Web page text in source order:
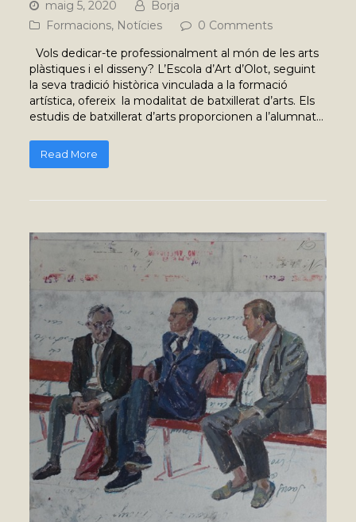
maig 5, 2020
Borja
Formacions, Notícies
0 Comments
Vols dedicar-te professionalment al món de les arts
plàstiques i el disseny? L’Escola d’Art d’Olot, seguint
la seva tradició històrica vinculada a la formació
artística, ofereix la modalitat de batxillerat d’arts. Els
estudis de batxillerat d’arts proporcionen a l’alumnat…
Read More